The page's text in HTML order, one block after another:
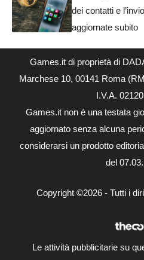
dei contatti e
aggiornate subito
Games.it di proprietà di
Marchese 10, 00141 Roma
I.V.A.
Games.it non è una testata
aggiornato senza alcuna
considerarsi un prodotto
del
Copyright ©2026 - Tutti i
Le attività pubblicitarie su